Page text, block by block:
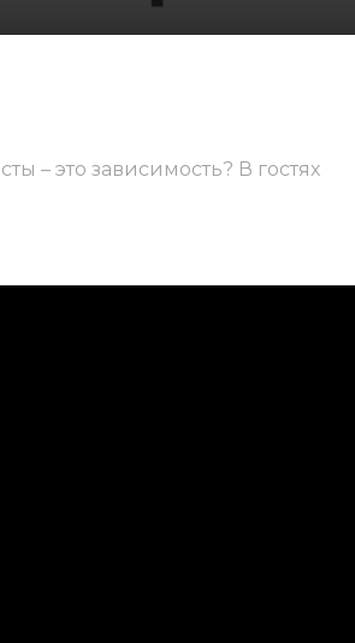
– это зависимость? В гостях